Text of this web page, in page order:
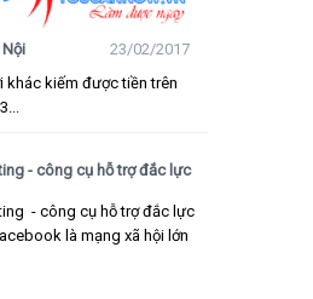
23/02/2017
kiếm được tiền trên
- công cụ hỗ trợ đắc lực
- công cụ hỗ trợ đắc lực
là mạng xã hội lớn